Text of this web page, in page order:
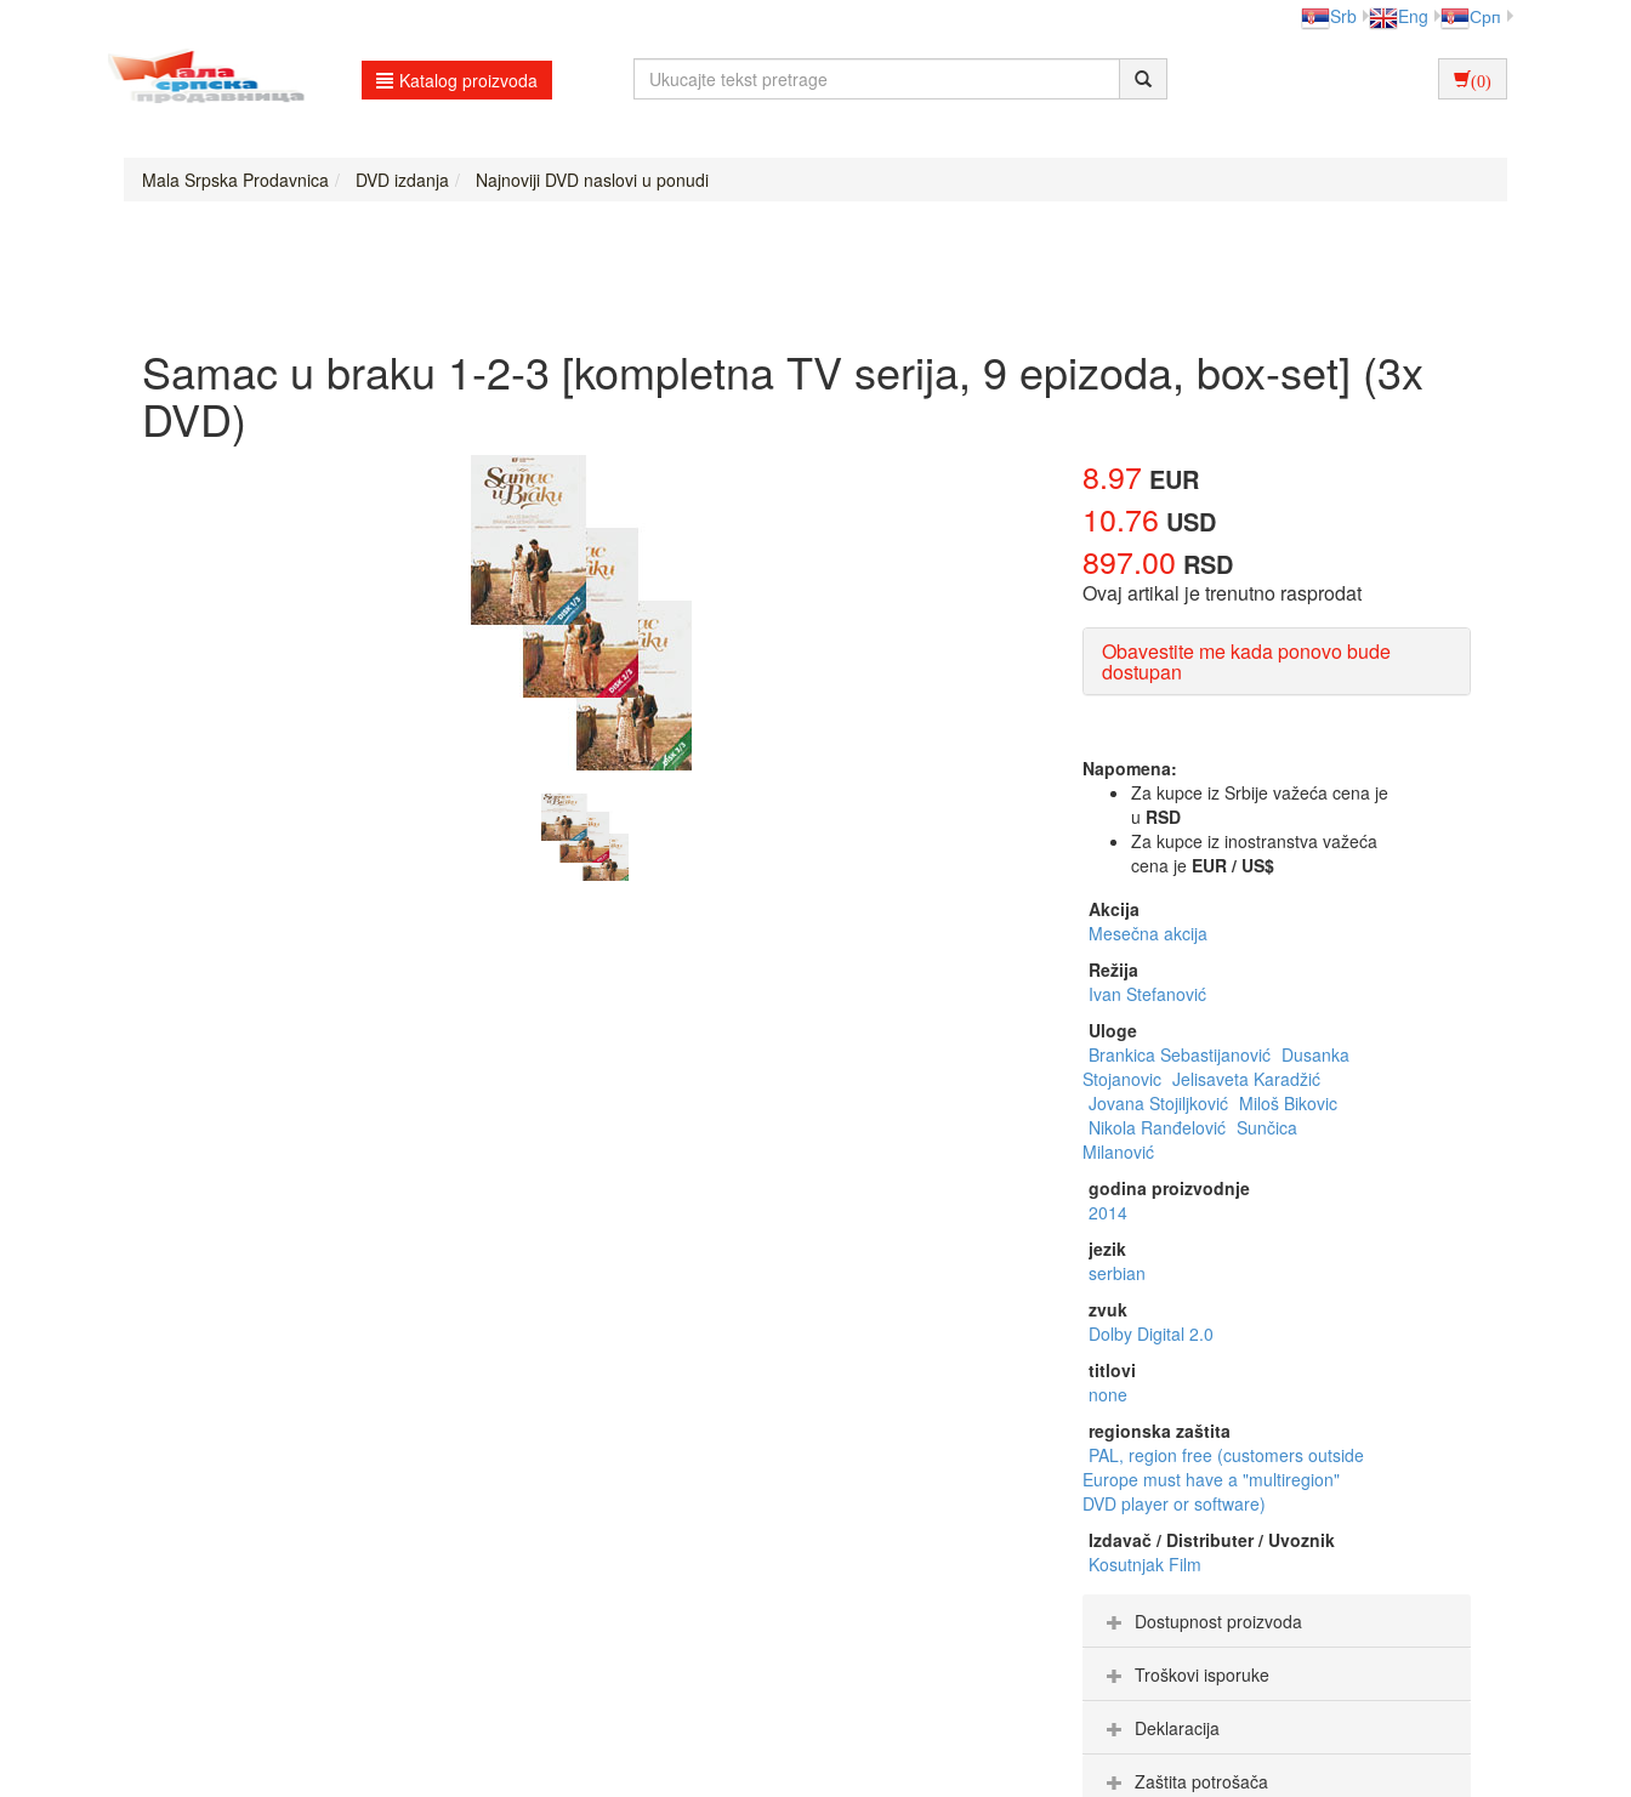
Srb Eng Срп
Katalog proizvoda (0)
Mala Srpska Prodavnica DVD izdanja Najnoviji DVD naslovi u ponudi
Samac u braku 1-2-3 [kompletna TV serija, 9 epizoda, box-set] (3x
DVD)
8.97 EUR
10.76 USD
897.00 RSD
Ovaj artikal je trenutno rasprodat
Obavestite me kada ponovo bude
dostupan
Napomena:
Za kupce iz Srbije važeća cena je
u RSD
Za kupce iz inostranstva važeća
cena je EUR / US$
Akcija
Mesečna akcija
Režija
Ivan Stefanović
Uloge
Brankica Sebastijanović Dusanka
Stojanovic Jelisaveta Karadžić
Jovana Stojiljković Miloš Bikovic
Nikola Ranđelović Sunčica
Milanović
godina proizvodnje
2014
jezik
serbian
zvuk
Dolby Digital 2.0
titlovi
none
regionska zaštita
PAL, region free (customers outside
Europe must have a "multiregion"
DVD player or software)
Izdavač / Distributer / Uvoznik
Kosutnjak Film
Dostupnost proizvoda
Troškovi isporuke
Deklaracija
Zaštita potrošača